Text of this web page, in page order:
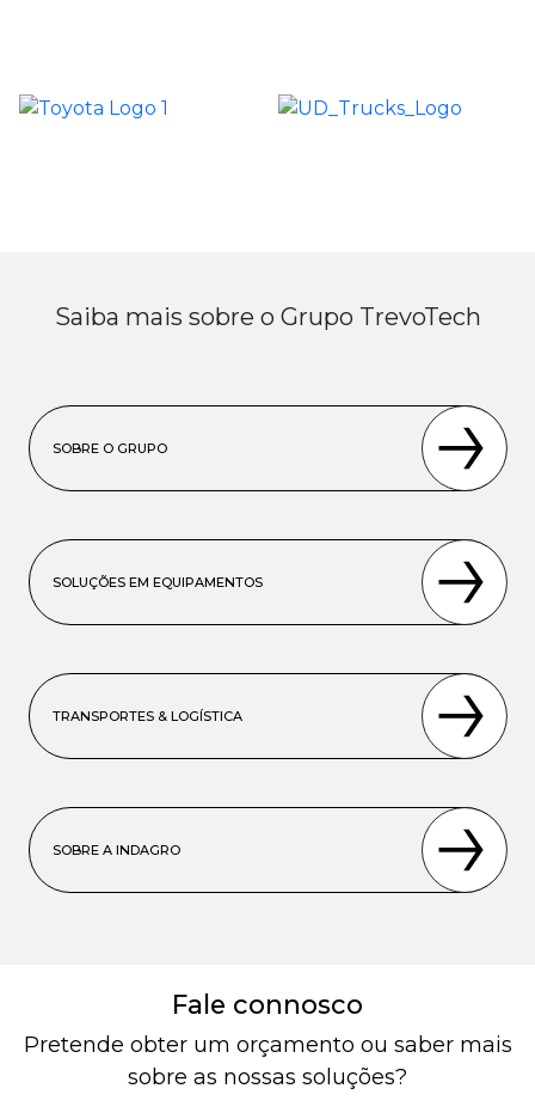
Saiba mais sobre o Grupo TrevoTech
SOBRE O GRUPO
SOLUÇÕES EM EQUIPAMENTOS
TRANSPORTES & LOGÍSTICA
SOBRE A INDAGRO
Fale connosco
Pretende obter um orçamento ou saber mais
sobre as nossas soluções?